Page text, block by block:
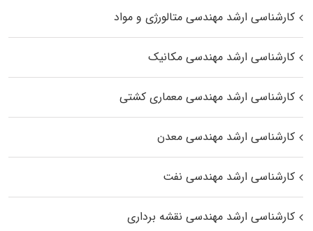
کارشناسی ارشد مهندسی متالورژی و مواد
کارشناسی ارشد مهندسی مکانیک
کارشناسی ارشد مهندسی معماری کشتی
کارشناسی ارشد مهندسی معدن
کارشناسی ارشد مهندسی نفت
کارشناسی ارشد مهندسی نقشه برداری